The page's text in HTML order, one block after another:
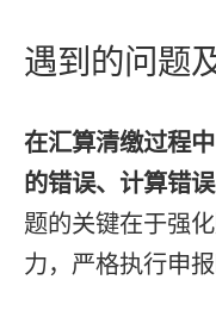
遇到的问题
在汇算清缴过程
的错误、计算错
题的关键在于强
力，严格执行申报